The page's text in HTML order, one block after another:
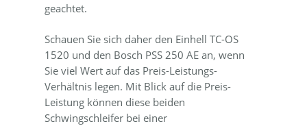
geachtet.
Schauen Sie sich daher den Einhell TC-OS
1520 und den Bosch PSS 250 AE an, wenn
Sie viel Wert auf das Preis-Leistungs-
Verhältnis legen. Mit Blick auf die Preis-
Leistung können diese beiden
Schwingschleifer bei einer